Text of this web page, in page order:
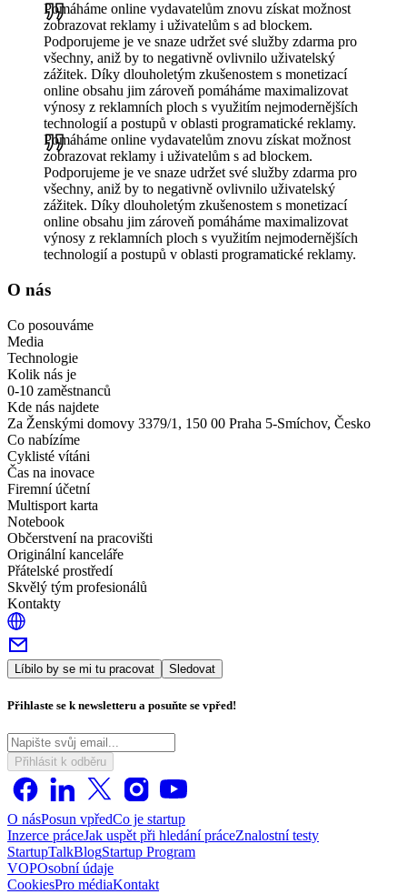
Pomáháme online vydavatelům znovu získat možnost
zobrazovat reklamy i uživatelům s ad blockem.
Podporujeme je ve snaze udržet své služby zdarma pro
všechny, aniž by to negativně ovlivnilo uživatelský
zážitek. Díky dlouholetým zkušenostem s monetizací
online obsahu jim zároveň pomáháme maximalizovat
výnosy z reklamních ploch s využitím nejmodernějších
technologií a postupů v oblasti programatické reklamy.
Pomáháme online vydavatelům znovu získat možnost
zobrazovat reklamy i uživatelům s ad blockem.
Podporujeme je ve snaze udržet své služby zdarma pro
všechny, aniž by to negativně ovlivnilo uživatelský
zážitek. Díky dlouholetým zkušenostem s monetizací
online obsahu jim zároveň pomáháme maximalizovat
výnosy z reklamních ploch s využitím nejmodernějších
technologií a postupů v oblasti programatické reklamy.
O nás
Co posouváme
Media
Technologie
Kolik nás je
0-10 zaměstnanců
Kde nás najdete
Za Ženskými domovy 3379/1, 150 00 Praha 5-Smíchov, Česko
Co nabízíme
Cyklisté vítáni
Čas na inovace
Firemní účetní
Multisport karta
Notebook
Občerstvení na pracovišti
Originální kanceláře
Přátelské prostředí
Skvělý tým profesionálů
Kontakty
Líbilo by se mi tu pracovat Sledovat
Přihlaste se k newsletteru a posuňte se vpřed!
Přihlásit k odběru
O násPosun vpředCo je startup
Inzerce práceJak uspět při hledání práceZnalostní testy
StartupTalkBlogStartup Program
VOPOsobní údaje
CookiesPro médiaKontakt